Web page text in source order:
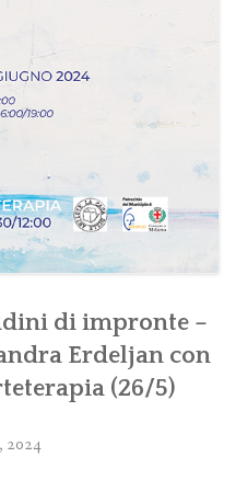
di impronte –
Erdeljan con
(26/5)
2024